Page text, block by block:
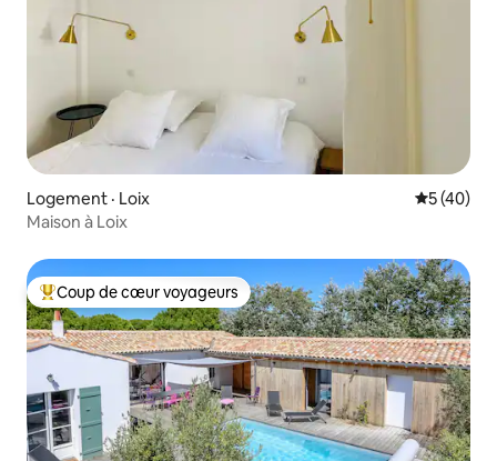
Logement · Loix Note
5 (40)
Maison à Loix
Coup de cœur voyageurs parmi les plus aimés
Coup de cœur voyageurs